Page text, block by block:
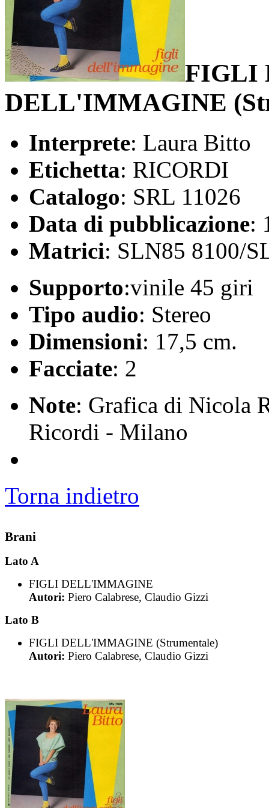
FIGLI
DELL'IMMAGINE
Interprete: Laura Bitto
Etichetta: RICORDI
Catalogo: SRL 11026
Data di pubblicazione:
Matrici: SLN85 8100/
Supporto:vinile 45 giri
Tipo audio: Stereo
Dimensioni: 17,5 cm.
Facciate: 2
Note: Grafica di Nicola
Ricordi - Milano
Torna indietro
Brani
Lato A
FIGLI DELL'IMMAGINE
Autori: Piero Calabrese, Claudio Gizzi
Lato B
FIGLI DELL'IMMAGINE (Strumentale)
Autori: Piero Calabrese, Claudio Gizzi